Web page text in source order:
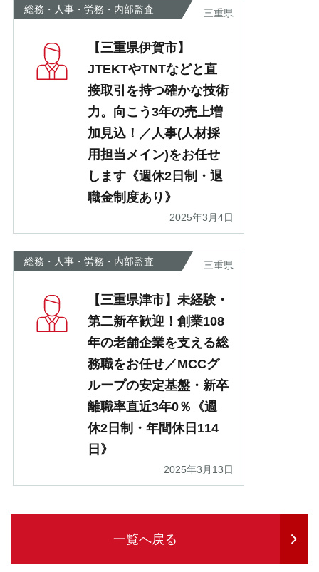
総務・人事・労務・内部監査 三重県
【三重県伊賀市】
JTEKTやTNTなどと直
接取引を持つ確かな技術
力。向こう3年の売上増
加見込！／人事(人材採
用担当メイン)をお任せ
します《週休2日制・退
職金制度あり》
2025年3月4日
総務・人事・労務・内部監査 三重県
【三重県津市】未経験・
第二新卒歓迎！創業108
年の老舗企業を支える総
務職をお任せ／MCCグ
ループの安定基盤・新卒
離職率直近3年0％《週
休2日制・年間休日114
日》
2025年3月13日
一覧へ戻る